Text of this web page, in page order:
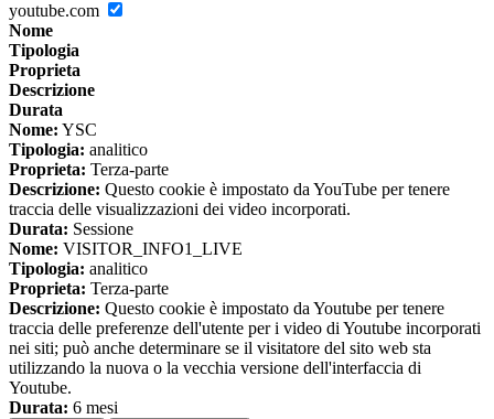
youtube.com
Nome
Tipologia
Proprieta
Descrizione
Durata
Nome: YSC
Tipologia: analitico
Proprieta: Terza-parte
Descrizione: Questo cookie è impostato da YouTube per tenere
traccia delle visualizzazioni dei video incorporati.
Durata: Sessione
Nome: VISITOR_INFO1_LIVE
Tipologia: analitico
Proprieta: Terza-parte
Descrizione: Questo cookie è impostato da Youtube per tenere
traccia delle preferenze dell'utente per i video di Youtube incorporati
nei siti; può anche determinare se il visitatore del sito web sta
utilizzando la nuova o la vecchia versione dell'interfaccia di
Youtube.
Durata: 6 mesi